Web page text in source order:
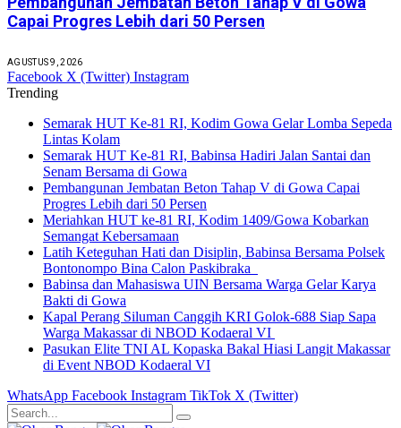
Capai Progres Lebih dari 50 Persen
AGUSTUS 9, 2026
Facebook X (Twitter) Instagram
Trending
Semarak HUT Ke-81 RI, Kodim Gowa Gelar Lomba Sepeda
Lintas Kolam
Semarak HUT Ke-81 RI, Babinsa Hadiri Jalan Santai dan
Senam Bersama di Gowa
Pembangunan Jembatan Beton Tahap V di Gowa Capai
Progres Lebih dari 50 Persen
Meriahkan HUT ke-81 RI, Kodim 1409/Gowa Kobarkan
Semangat Kebersamaan
Latih Keteguhan Hati dan Disiplin, Babinsa Bersama Polsek
Bontonompo Bina Calon Paskibraka
Babinsa dan Mahasiswa UIN Bersama Warga Gelar Karya
Bakti di Gowa
Kapal Perang Siluman Canggih KRI Golok-688 Siap Sapa
Warga Makassar di NBOD Kodaeral VI
Pasukan Elite TNI AL Kopaska Bakal Hiasi Langit Makassar
di Event NBOD Kodaeral VI
WhatsApp Facebook Instagram TikTok X (Twitter)